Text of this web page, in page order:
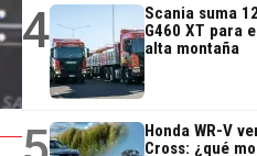
4
Scania suma
G460 XT para
alta montaña
Honda WR-V
Cross: ¿qué